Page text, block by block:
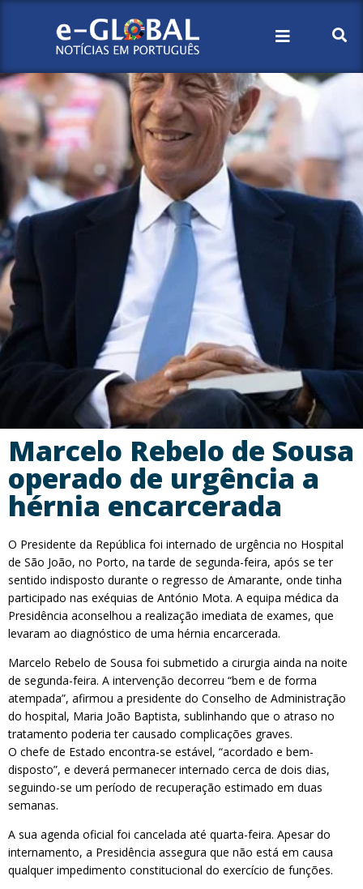
Marcelo Rebelo de Sousa
operado de urgência a
hérnia encarcerada
O Presidente da República foi internado de urgência no Hospital
de São João, no Porto, na tarde de segunda-feira, após se ter
sentido indisposto durante o regresso de Amarante, onde tinha
participado nas exéquias de António Mota. A equipa médica da
Presidência aconselhou a realização imediata de exames, que
levaram ao diagnóstico de uma hérnia encarcerada.
Marcelo Rebelo de Sousa foi submetido a cirurgia ainda na noite
de segunda-feira. A intervenção decorreu “bem e de forma
atempada”, afirmou a presidente do Conselho de Administração
do hospital, Maria João Baptista, sublinhando que o atraso no
tratamento poderia ter causado complicações graves.
O chefe de Estado encontra-se estável, “acordado e bem-
disposto”, e deverá permanecer internado cerca de dois dias,
seguindo-se um período de recuperação estimado em duas
semanas.
A sua agenda oficial foi cancelada até quarta-feira. Apesar do
internamento, a Presidência assegura que não está em causa
qualquer impedimento constitucional do exercício de funções.